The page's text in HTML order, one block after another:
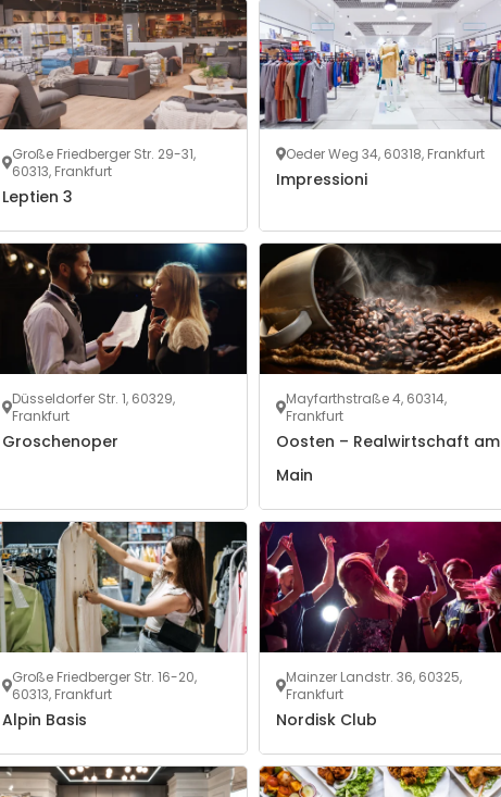
Große Friedberger Str. 29-31,
60313, Frankfurt
Leptien 3
Oeder Weg 34, 60318, Frankfurt
Impressioni
Düsseldorfer Str. 1, 60329,
Frankfurt
Groschenoper
Mayfarthstraße 4, 60314,
Frankfurt
Oosten – Realwirtschaft am
Main
Große Friedberger Str. 16-20,
60313, Frankfurt
Alpin Basis
Mainzer Landstr. 36, 60325,
Frankfurt
Nordisk Club